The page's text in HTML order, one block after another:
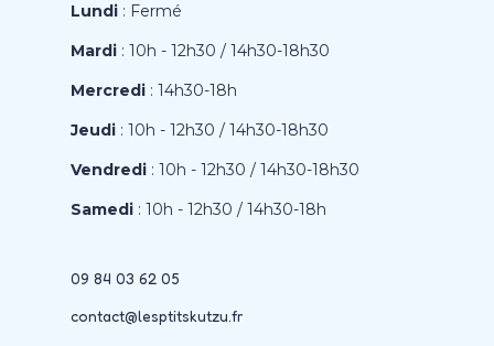
Lundi : Fermé
Mardi : 10h - 12h30 / 14h30-18h30
Mercredi : 14h30-18h
Jeudi : 10h - 12h30 / 14h30-18h30
Vendredi : 10h - 12h30 / 14h30-18h30
Samedi : 10h - 12h30 / 14h30-18h
09 84 03 62 05
contact@lesptitskutzu.fr